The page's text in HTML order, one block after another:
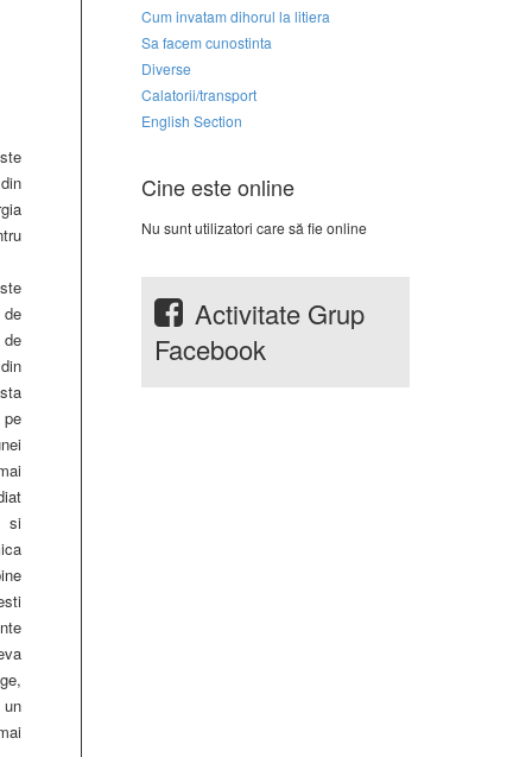
si
Cum invatam dihorul la litiera
Sa facem cunostinta
Diverse
Calatorii/transport
English Section
Cine este online
Nu sunt utilizatori care să fie online
Activitate Grup
Facebook